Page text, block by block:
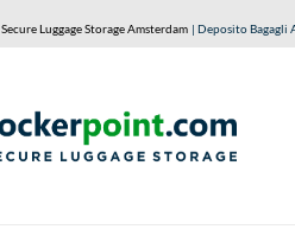
Secure Luggage Storage Amsterdam | Deposito Bagagli